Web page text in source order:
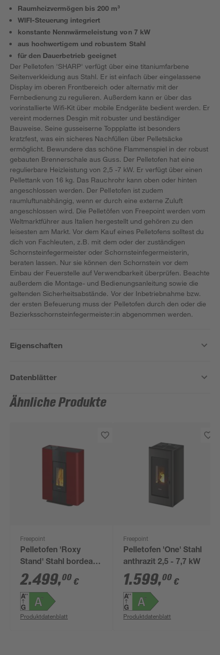
Raumheizvermögen bis 200 m³
WIFI-Steuerung integriert
konstante Nennwärmeleistung von 7 kW
aus hochwertigem und robustem Stahl
für den Dauerbetrieb geeignet
Der Pelletofen 'SHARP' verfügt über eine titaniumfarbene
Seitenverkleidung aus Stahl. Er ist einfach über eingelassene
Display im oberen Frontbereich oder alternativ mit der
Fernbedienung zu regulieren. Außerdem kann er über das
vorinstallierte Wifi-Kit über mobile Endgeräte bedient werden. Er
vereint modernes Desgin mit robuster und beständiger
Bauweise. Seine gusseiserne Toppplatte ist besonders
kratzfest, was ein sicheres Nachfüllen über Pelletsäcke
ermöglicht. Bewundere das schöne Flammenspiel in der robust
gebauten Brennerschale aus Guss. Der Pelletofen hat eine
regulierbare Heizleistung von 2,5 -7 kW. Er verfügt über einen
Pellettank von 16 kg. Das Rauchrohr kann oben oder hinten
angeschlossen werden. Der Pelletofen ist zudem
raumluftunabhängig, wenn er durch eine externe Zuluft
angeschlossen wird. Die Pelletöfen von Freepoint werden vom
Weltmarktführer aus Italien hergestellt und gehören zu den
leisesten am Markt. Vor dem Kauf eines Pelletofens solltest du
dich von Fachleuten, z.B. mit dem oder der zuständigen
Schornsteinfegermeister oder Schornsteinfegermeisterin,
beraten lassen. Nur sie können den Schornstein vor dem
Einbau der Feuerstelle auf Verwendbarkeit überprüfen. Beachte
außerdem die Montage- und Bedienungsanleitung sowie die
geltenden Sicherheitsabstände. Vor der Inbetriebnahme bzw.
der ersten Befeuerung muss der Pelletofen durch den oder die
Bezierksschornsteinfegermeister:in abgenommen werden.
Eigenschaften
Datenblätter
Ähnliche Produkte
Freepoint
Pelletofen 'Roxy
Stand' Stahl bordeaux
2 - 7 kW
2.499,00 €
Produktdatenblatt
Freepoint
Pelletofen 'One' Stahl
anthrazit 2,5 - 7,7 kW
1.599,00 €
Produktdatenblatt